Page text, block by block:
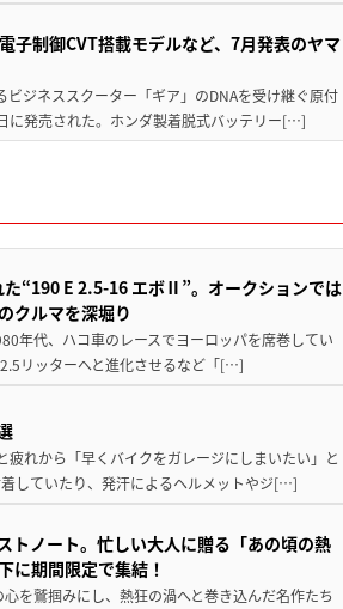
子制御CVT搭載モデルなど、7月発表のヤマ
ジネススクーター「ギア」のDNAを受け継ぐ原付
に発売された。ホンダ製着脱式バッテリー[…]
“190 E 2.5-16 エボⅡ”。オークションでは
クルマを深堀り
年代、ハコ車のレースでヨーロッパを席巻してい
リッターへと進化させるなど「[…]
れから「早くバイクをガレージにしまいたい」と
していたり、発汗によるヘルメットやジ[…]
トノート。忙しい大人に贈る「あの頃の熱
に期間限定で集結！
を鷲掴みにし、熱狂の渦へと巻き込んだ名作たち